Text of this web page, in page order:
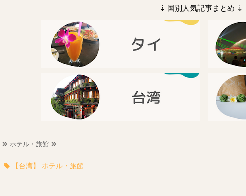
⇣ 国別人気記事まとめ ⇣
» ホテル・旅館 »
【台湾】 ホテル・旅館